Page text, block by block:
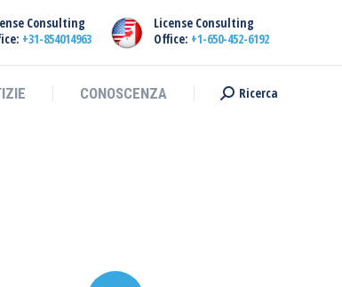
Consulting
+31-854014963
License Consulting
Office: +1-650-452-6192
CONOSCENZA Ricerca:
Ricerca
CONOSCENZA Ricerca:
Ricerca